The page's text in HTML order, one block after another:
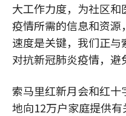
大工作力度，为社区
疫情所需的信息和资源
速度是关键，我们正
对抗新冠肺炎疫情，
索马里红新月会和红
地向12万户家庭提供